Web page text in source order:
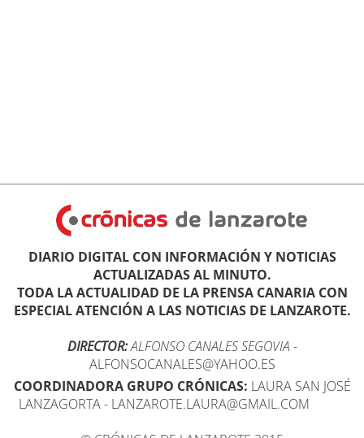
DIARIO DIGITAL CON INFORMACIÓN Y NOTICIAS
ACTUALIZADAS AL MINUTO.
TODA LA ACTUALIDAD DE LA PRENSA CANARIA CON
ESPECIAL ATENCIÓN A LAS NOTICIAS DE LANZAROTE.
DIRECTOR:ALFONSO CANALES SEGOVIA -
ALFONSOCANALES@YAHOO.ES
COORDINADORA GRUPO CRÓNICAS: LAURA SAN JOSÉ
LANZAGORTA - LANZAROTE.LAURA@GMAIL.COM